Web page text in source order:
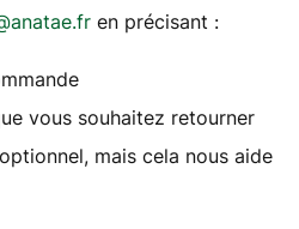
en précisant :
vous souhaitez retourner
mais cela nous aide